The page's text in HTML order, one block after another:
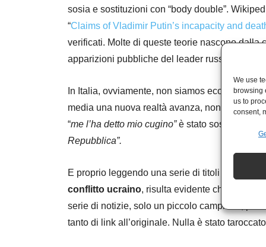
We use
browsing
us to
consent,
sosia e sostituzioni con “body double”.
“Claims of Vladimir Putin’s incapacity and
verificati. Molte di queste teorie nascono dalla
apparizioni pubbliche del leader russo in
In Italia, ovviamente, non siamos econdi a
media una nuova realtà avanza, non priva di
“me l’ha detto mio cugino”è stato sostituito da
Repubblica”.
E proprio leggendo una serie di titoli e articoli
conflitto ucraino, risulta evidente che la fonte
serie di notizie, solo un piccolo campione,
tanto di link all’originale. Nulla è stato